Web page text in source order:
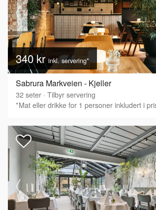
340 krinkl. servering*
Sabrura Markveien - Kjeller
32seter · Tilbyr servering
*Mat eller drikke for 1 personer inkludert i